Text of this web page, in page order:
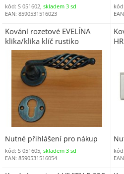
kód: S 051602, skladem 3 sd
EAN: 8590531516023
Kování rozetové EVELÍNA
klika/klika klíč rustiko
Nutné přihlášení pro nákup
kód: S 051605, skladem 3 sd
EAN: 8590531516054